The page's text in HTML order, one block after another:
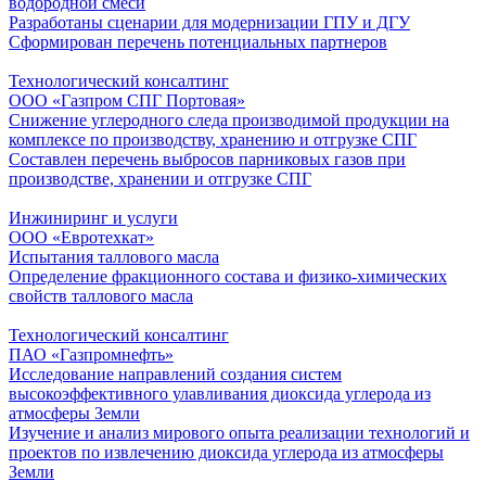
Разработаны сценарии для модернизации ГПУ и ДГУ
Сформирован перечень потенциальных партнеров
Технологический консалтинг
ООО «Газпром СПГ Портовая»
Снижение углеродного следа производимой продукции на
комплексе по производству, хранению и отгрузке СПГ
Составлен перечень выбросов парниковых газов при
производстве, хранении и отгрузке СПГ
Инжиниринг и услуги
ООО «Евротехкат»
Испытания таллового масла
Определение фракционного состава и физико-химических
свойств таллового масла
Технологический консалтинг
ПАО «Газпромнефть»
Исследование направлений создания систем
высокоэффективного улавливания диоксида углерода из
атмосферы Земли
Изучение и анализ мирового опыта реализации технологий и
проектов по извлечению диоксида углерода из атмосферы
Земли